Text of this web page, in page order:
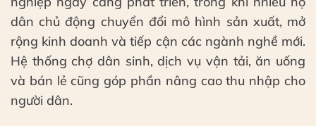
dân chủ động chuyển đổi mô hình sản xuất, mở
rộng kinh doanh và tiếp cận các ngành nghề mới.
Hệ thống chợ dân sinh, dịch vụ vận tải, ăn uống
và bán lẻ cũng góp phần nâng cao thu nhập cho
người dân.